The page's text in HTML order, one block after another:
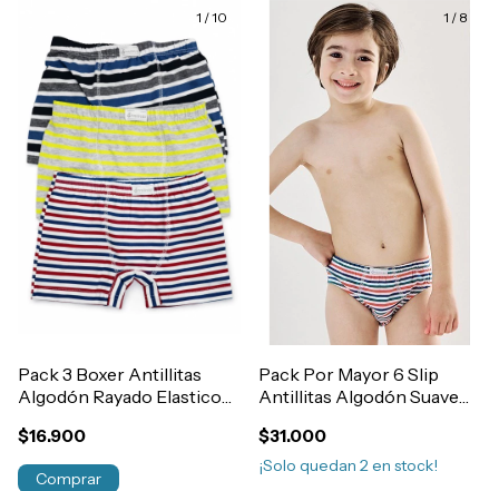
1 /10
Pack 3 Boxer Antillitas
Algodón Rayado Elastico
$16.900
Comprar
1 / 8
Pack Por Mayor 6 Slip
Antillitas Algodón Suave
Niño Art.170
$31.000
¡Solo quedan 2en stock!